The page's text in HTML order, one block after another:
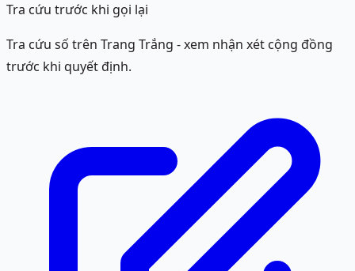
Tra cứu trước khi gọi lại
Tra cứu số trên Trang Trắng - xem nhận xét cộng đồng
trước khi quyết định.